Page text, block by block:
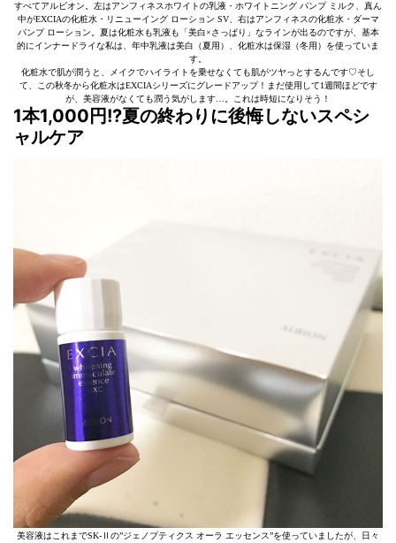
すべてアルビオン。左はアンフィネスホワイトの乳液・ホワイトニング パンプ ミルク、真ん
中がEXCIAの化粧水・リニューイング ローション SV、右はアンフィネスの化粧水・ダーマ
パンプ ローション。夏は化粧水も乳液も「美白×さっぱり」なラインが出るのですが、基本
的にインナードライな私は、年中乳液は美白（夏用）、化粧水は保湿（冬用）を使っていま
す。
化粧水で肌が潤うと、メイクでハイライトを乗せなくても肌がツヤっとするんです♡そし
て、この秋冬から化粧水はEXCIAシリーズにグレードアップ！まだ使用して1週間ほどです
が、美容液がなくても潤う気がします…。これは時短になりそう！
1本1,000円!?夏の終わりに後悔しないスペシ
ャルケア
美容液はこれまでSK-Ⅱの”ジェノプティクス オーラ エッセンス”を使っていましたが、日々